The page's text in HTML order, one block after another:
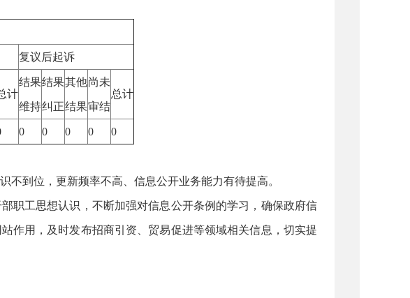
复议后起诉
计
结果
维持
结果
纠正
其他
结果
尚未
审结
总计
0 0 0 0 0
到位，更新频率不高、信息公开业务能力有待提高。
工思想认识，不断加强对信息公开条例的学习，确保政府信
作用，及时发布招商引资、贸易促进等领域相关信息，切实提